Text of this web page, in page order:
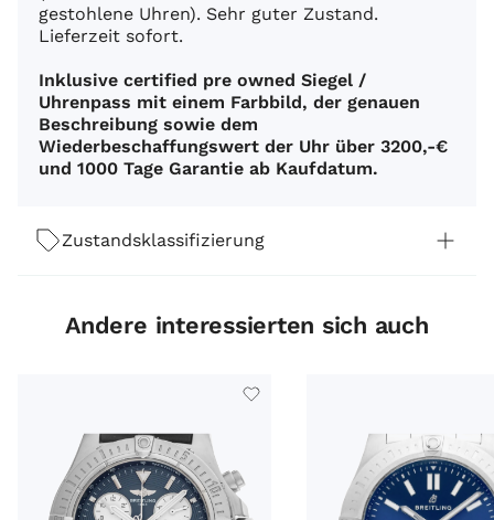
gestohlene Uhren). Sehr guter Zustand.
Lieferzeit sofort.
Inklusive certified pre owned Siegel /
Uhrenpass mit einem Farbbild, der genauen
Beschreibung sowie dem
Wiederbeschaffungswert der Uhr über 3200,-€
und 1000 Tage Garantie ab Kaufdatum.
Zustandsklassifizierung
Andere interessierten sich auch